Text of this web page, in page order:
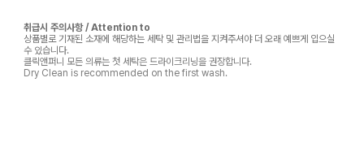
취급시 주의사항 / Attention to
상품별로 기재된 소재에 해당하는 세탁 및 관리법을 지켜주셔야 더 오래 예쁘게 입으실
수 있습니다.
클릭앤퍼니 모든 의류는 첫 세탁은 드라이크리닝을 권장합니다.
Dry Clean is recommended on the first wash.